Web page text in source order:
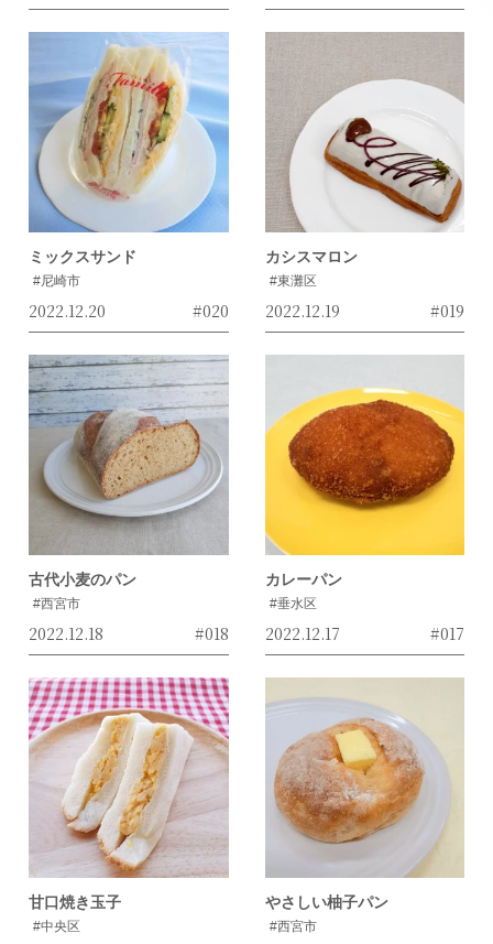
ミックスサンド
#尼崎市
2022.12.20 #020
カシスマロン
#東灘区
2022.12.19 #019
古代小麦のパン
#西宮市
2022.12.18 #018
カレーパン
#垂水区
2022.12.17 #017
甘口焼き玉子
#中央区
やさしい柚子パン
#西宮市